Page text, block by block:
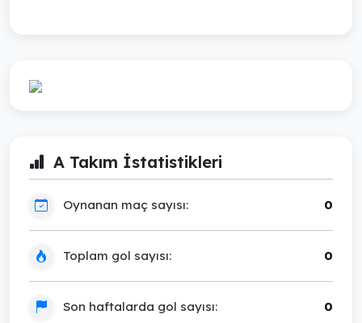
A Takım İstatistikleri
Oynanan maç sayısı: 0
Toplam gol sayısı: 0
Son haftalarda gol sayısı: 0